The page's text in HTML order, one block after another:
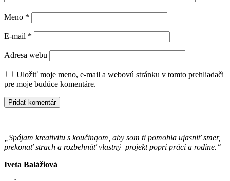
Meno *
E-mail *
Adresa webu
Uložiť moje meno, e-mail a webovú stránku v tomto prehliadači
pre moje budúce komentáre.
„Spájam kreativitu s koučingom, aby som ti pomohla ujasniť smer,
prekonať strach a rozbehnúť vlastný projekt popri práci a rodine.“
Iveta Balážiová